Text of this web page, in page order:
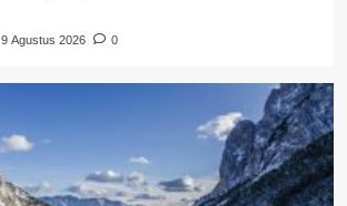
9 Agustus 2026 0